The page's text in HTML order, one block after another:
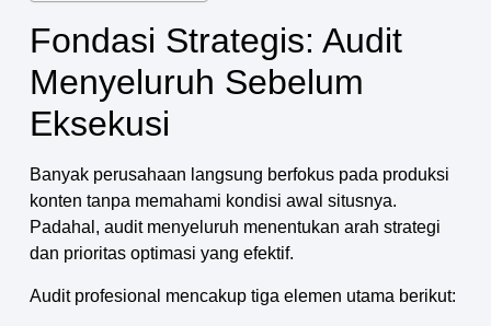
Fondasi Strategis: Audit
Menyeluruh Sebelum
Eksekusi
Banyak perusahaan langsung berfokus pada produksi
konten tanpa memahami kondisi awal situsnya.
Padahal, audit menyeluruh menentukan arah strategi
dan prioritas optimasi yang efektif.
Audit profesional mencakup tiga elemen utama berikut: